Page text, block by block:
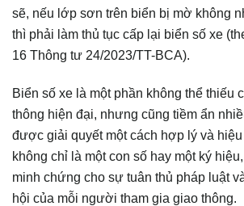
sẽ, nếu lớp sơn trên biển bị mờ không
thì phải làm thủ tục cấp lại biển số xe
16 Thông tư 24/2023/TT-BCA).
Biển số xe là một phần không thể thiếu
thông hiện đại, nhưng cũng tiềm ẩn
được giải quyết một cách hợp lý và
không chỉ là một con số hay một ký
minh chứng cho sự tuân thủ pháp luật
hội của mỗi người tham gia giao thông.